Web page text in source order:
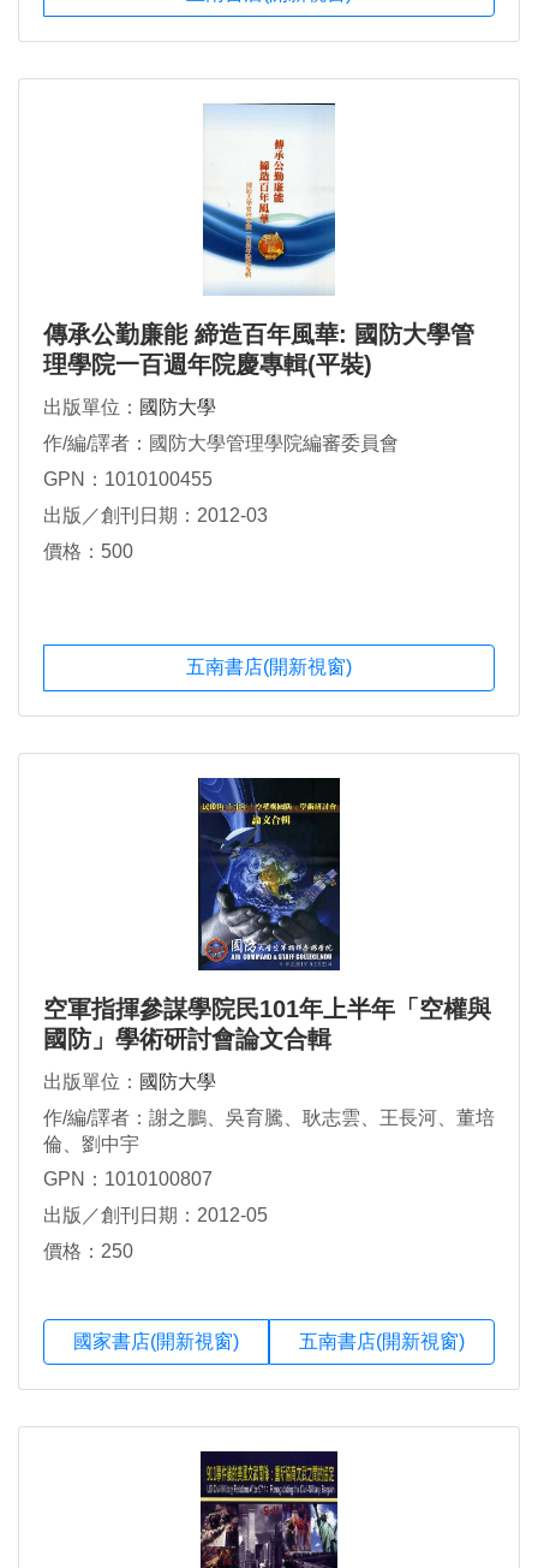
傳承公勤廉能 締造百年風華: 國防大學管
理學院一百週年院慶專輯(平裝)
出版單位： 國防大學
作/編/譯者：國防大學管理學院編審委員會
GPN：1010100455
出版／創刊日期：2012-03
價格：500
五南書店(開新視窗)
空軍指揮參謀學院民101年上半年「空權與
國防」學術研討會論文合輯
出版單位： 國防大學
作/編/譯者：謝之鵬、吳育騰、耿志雲、王長河、董培
倫、劉中宇
GPN：1010100807
出版／創刊日期：2012-05
價格：250
國家書店(開新視窗) 五南書店(開新視窗)